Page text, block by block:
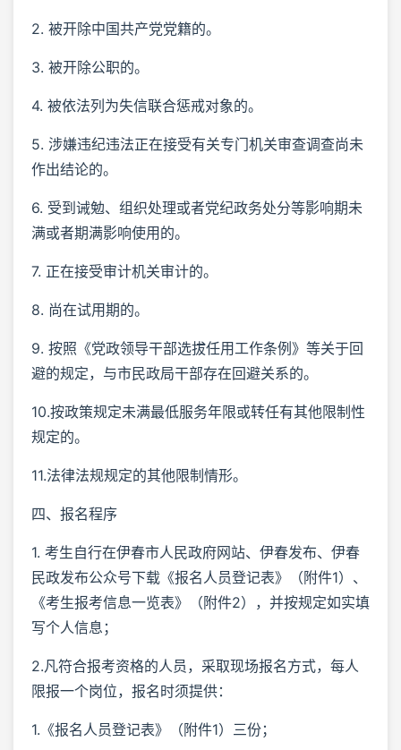
2. 被开除中国共产党党籍的。
3. 被开除公职的。
4. 被依法列为失信联合惩戒对象的。
5. 涉嫌违纪违法正在接受有关专门机关审查调查尚未
作出结论的。
6. 受到诫勉、组织处理或者党纪政务处分等影响期未
满或者期满影响使用的。
7. 正在接受审计机关审计的。
8. 尚在试用期的。
9. 按照《党政领导干部选拔任用工作条例》等关于回
避的规定，与市民政局干部存在回避关系的。
10.按政策规定未满最低服务年限或转任有其他限制性
规定的。
11.法律法规规定的其他限制情形。
四、报名程序
1. 考生自行在伊春市人民政府网站、伊春发布、伊春
民政发布公众号下载《报名人员登记表》（附件1）、
《考生报考信息一览表》（附件2），并按规定如实填
写个人信息；
2.凡符合报考资格的人员，采取现场报名方式，每人
限报一个岗位，报名时须提供：
1.《报名人员登记表》（附件1）三份；